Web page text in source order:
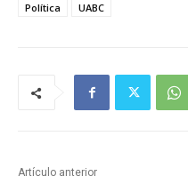
Política
UABC
Artículo anterior